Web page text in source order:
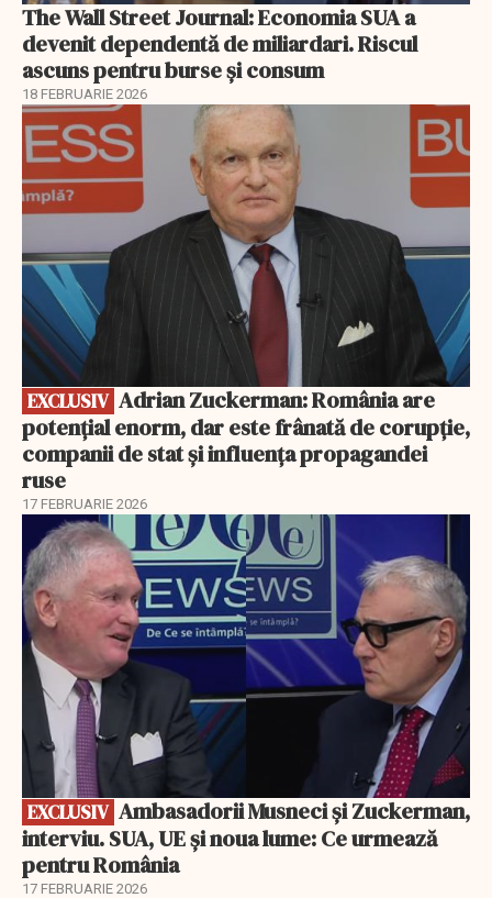
The Wall Street Journal: Economia SUA a
devenit dependentă de miliardari. Riscul
ascuns pentru burse și consum
18 FEBRUARIE 2026
EXCLUSIV
EXCLUSIV
potențial enorm, dar este frânată de corupție,
companii de stat și influența propagandei
ruse
17 FEBRUARIE 2026
EXCLUSIV
EXCLUSIV
interviu. SUA, UE și noua lume: Ce urmează
pentru România
17 FEBRUARIE 2026